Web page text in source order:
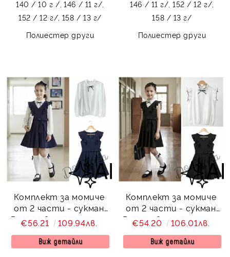
140 / 10 г /, 146 / 11 г/,
152 / 12 г/, 158 / 13 г/
Полиестер други
146 / 11 г/, 152 / 12 г/,
158 / 13 г/
Полиестер други
Комплект за момиче
от 2 части - сукман
Радина в тъмносиньо
и риза Contrast в бяло
с дълъг ръкав
€56.21 109.94лв.
Виж детайли
Комплект за момиче
от 2 части - сукман
Радина в черно и риза
Contrast в бяло с къс
ръкав
€54.20 106.01лв.
Виж детайли